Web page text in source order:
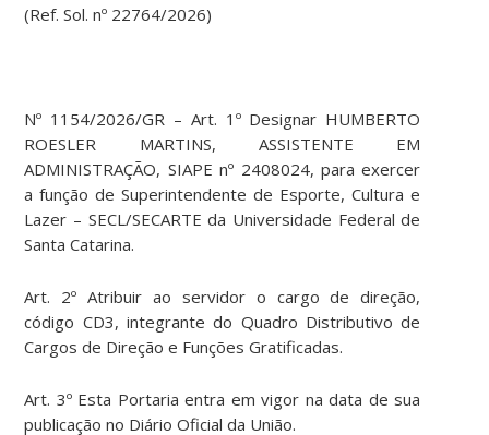
(Ref. Sol. nº 22764/2026)
Nº 1154/2026/GR – Art. 1º Designar HUMBERTO
ROESLER MARTINS, ASSISTENTE EM
ADMINISTRAÇÃO, SIAPE nº 2408024, para exercer
a função de Superintendente de Esporte, Cultura e
Lazer – SECL/SECARTE da Universidade Federal de
Santa Catarina.
Art. 2º Atribuir ao servidor o cargo de direção,
código CD3, integrante do Quadro Distributivo de
Cargos de Direção e Funções Gratificadas.
Art. 3º Esta Portaria entra em vigor na data de sua
publicação no Diário Oficial da União.